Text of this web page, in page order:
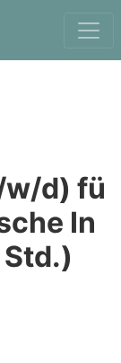
d) fü
In